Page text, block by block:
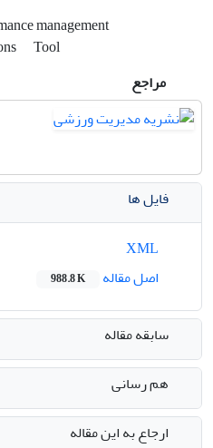
management
Tool
مراجع
فایل ها
اصل مقاله
988.8 K
سابقه مقاله
هم رسانی
ارجاع به این مقاله